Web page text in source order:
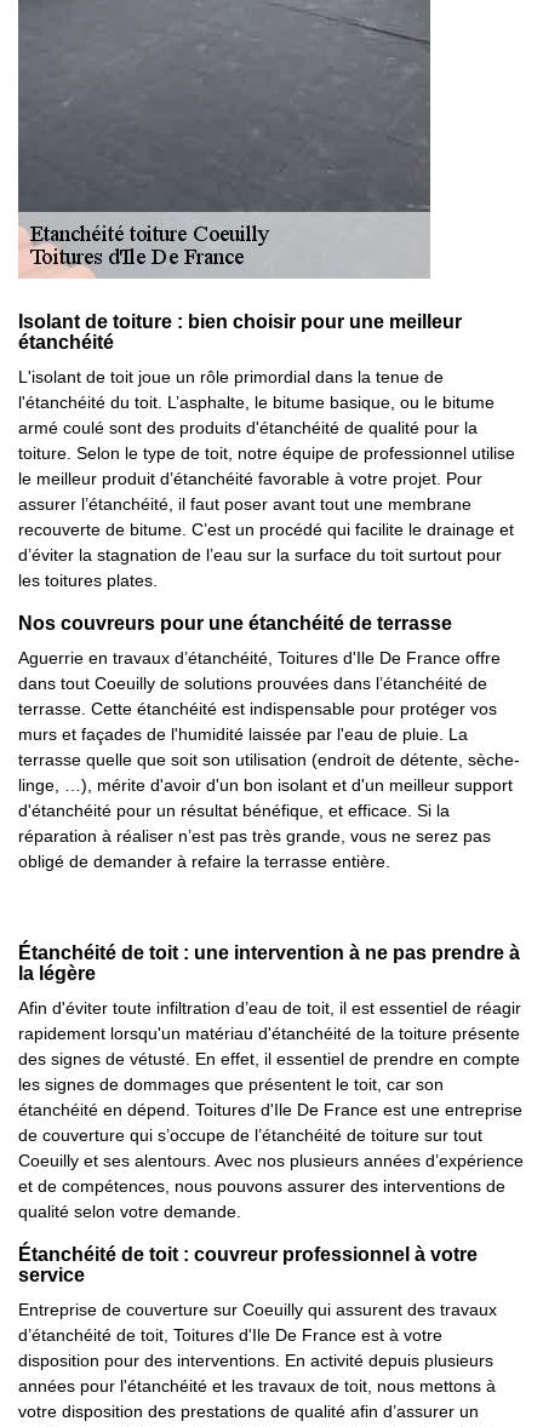
Isolant de toiture : bien choisir pour une meilleur
étanchéité
L'isolant de toit joue un rôle primordial dans la tenue de
l'étanchéité du toit. L’asphalte, le bitume basique, ou le bitume
armé coulé sont des produits d'étanchéité de qualité pour la
toiture. Selon le type de toit, notre équipe de professionnel utilise
le meilleur produit d’étanchéité favorable à votre projet. Pour
assurer l’étanchéité, il faut poser avant tout une membrane
recouverte de bitume. C’est un procédé qui facilite le drainage et
d’éviter la stagnation de l’eau sur la surface du toit surtout pour
les toitures plates.
Nos couvreurs pour une étanchéité de terrasse
Aguerrie en travaux d’étanchéité, Toitures d'Ile De France offre
dans tout Coeuilly de solutions prouvées dans l’étanchéité de
terrasse. Cette étanchéité est indispensable pour protéger vos
murs et façades de l'humidité laissée par l'eau de pluie. La
terrasse quelle que soit son utilisation (endroit de détente, sèche-
linge, …), mérite d'avoir d'un bon isolant et d'un meilleur support
d'étanchéité pour un résultat bénéfique, et efficace. Si la
réparation à réaliser n’est pas très grande, vous ne serez pas
obligé de demander à refaire la terrasse entière.
Étanchéité de toit : une intervention à ne pas prendre à
la légère
Afin d'éviter toute infiltration d’eau de toit, il est essentiel de réagir
rapidement lorsqu'un matériau d'étanchéité de la toiture présente
des signes de vétusté. En effet, il essentiel de prendre en compte
les signes de dommages que présentent le toit, car son
étanchéité en dépend. Toitures d'Ile De France est une entreprise
de couverture qui s’occupe de l’étanchéité de toiture sur tout
Coeuilly et ses alentours. Avec nos plusieurs années d’expérience
et de compétences, nous pouvons assurer des interventions de
qualité selon votre demande.
Étanchéité de toit : couvreur professionnel à votre
service
Entreprise de couverture sur Coeuilly qui assurent des travaux
d’étanchéité de toit, Toitures d'Ile De France est à votre
disposition pour des interventions. En activité depuis plusieurs
années pour l'étanchéité et les travaux de toit, nous mettons à
votre disposition des prestations de qualité afin d’assurer un